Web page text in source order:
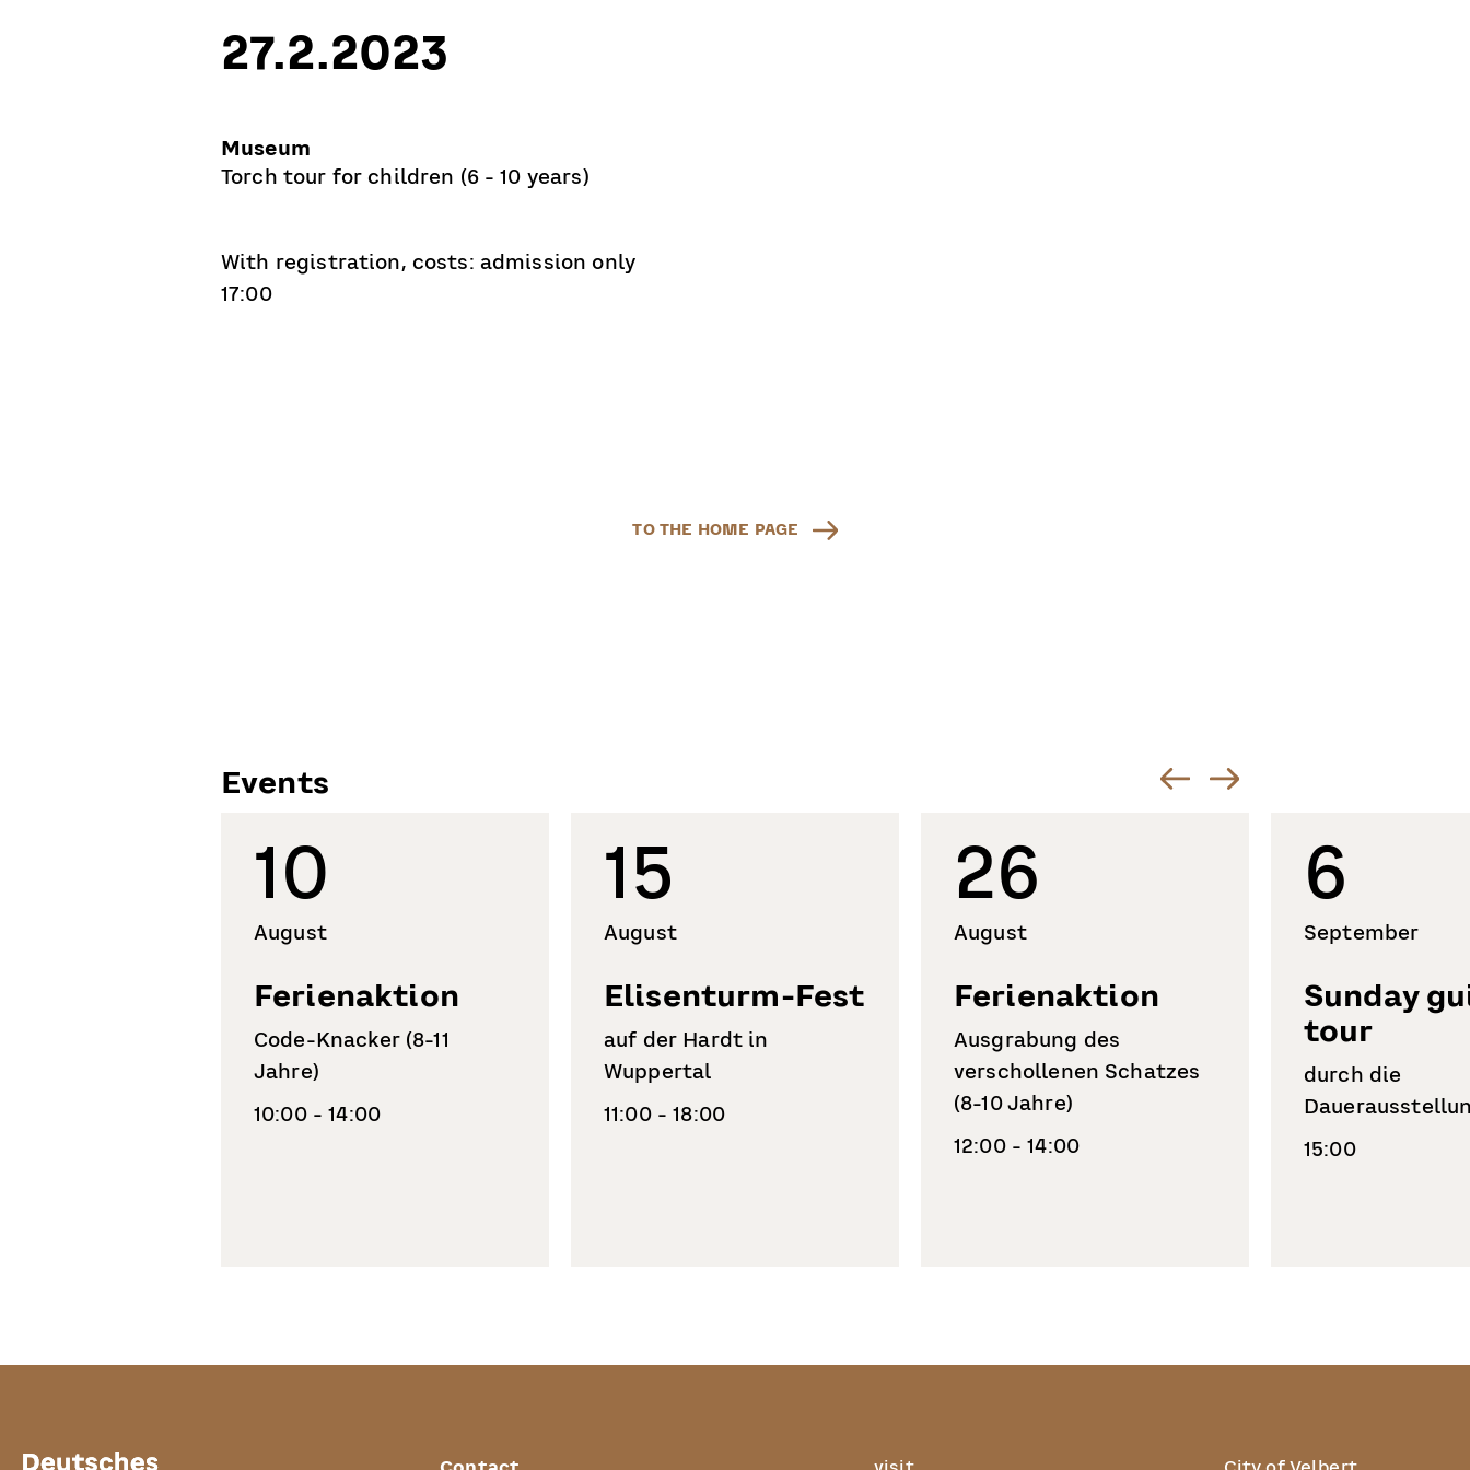
27.2.2023
Museum
Torch tour for children (6 - 10 years)
With registration, costs: admission only
17:00
TO THE HOME PAGE
Events
10
August
Ferienaktion
Code-Knacker (8-11
Jahre)
10:00 - 14:00
15
August
Elisenturm-Fest
auf der Hardt in
Wuppertal
11:00 - 18:00
26
August
Ferienaktion
Ausgrabung des
verschollenen Schatzes
(8-10 Jahre)
12:00 - 14:00
6
September
Sunday
tour
durch die
15:00